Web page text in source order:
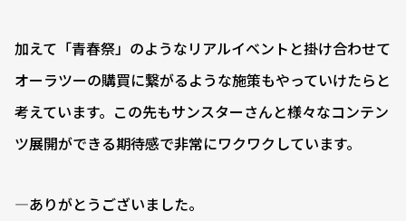
加えて「青春祭」のようなリアルイベントと掛け合わせて
オーラツーの購買に繋がるような施策もやっていけたらと
考えています。この先もサンスターさんと様々なコンテン
ツ展開ができる期待感で非常にワクワクしています。
―ありがとうございました。